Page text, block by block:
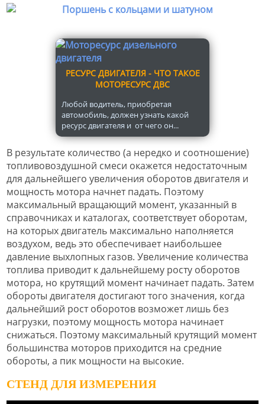
РЕСУРС ДВИГАТЕЛЯ - ЧТО ТАКОЕ
МОТОРЕСУРС ДВС
Любой водитель, приобретая
автомобиль, должен узнать какой
ресурс двигателя и от чего он...
В результате количество (а нередко и соотношение)
топливовоздушной смеси окажется недостаточным
для дальнейшего увеличения оборотов двигателя и
мощность мотора начнет падать. Поэтому
максимальный вращающий момент, указанный в
справочниках и каталогах, соответствует оборотам,
на которых двигатель максимально наполняется
воздухом, ведь это обеспечивает наибольшее
давление выхлопных газов. Увеличение количества
топлива приводит к дальнейшему росту оборотов
мотора, но крутящий момент начинает падать. Затем
обороты двигателя достигают того значения, когда
дальнейший рост оборотов возможет лишь без
нагрузки, поэтому мощность мотора начинает
снижаться. Поэтому максимальный крутящий момент
большинства моторов приходится на средние
обороты, а пик мощности на высокие.
СТЕНД ДЛЯ ИЗМЕРЕНИЯ